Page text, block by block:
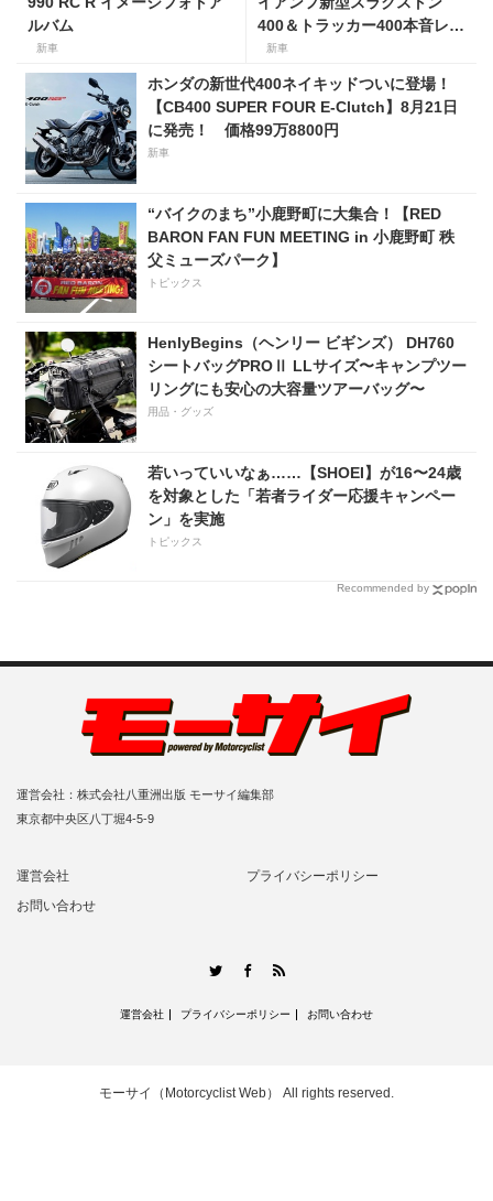
ルバム
新車
400＆トラッカー400本音レビ
ュー【身長154cmの足着き
新車
ホンダの新世代400ネイキッドついに登場！
【CB400 SUPER FOUR E-Clutch】8月21日
に発売！ 価格99万8800円
新車
“バイクのまち”小鹿野町に大集合！【RED
BARON FAN FUN MEETING in 小鹿野町 秩
父ミューズパーク】
トピックス
HenlyBegins（ヘンリー ビギンズ） DH760
シートバッグPROⅡ LLサイズ〜キャンプツー
リングにも安心の大容量ツアーバッグ〜
用品・グッズ
若いっていいなぁ……【SHOEI】が16〜24歳
を対象とした「若者ライダー応援キャンペー
ン」を実施
トピックス
Recommended by
運営会社：株式会社八重洲出版 モーサイ編集部
東京都中央区八丁堀4-5-9
運営会社
プライバシーポリシー
お問い合わせ
TwitterFacebook
運営会社 プライバシーポリシー お問い合わせ
モーサイ（Motorcyclist Web） All rights reserved.